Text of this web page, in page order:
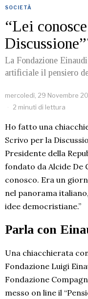
SOCIETÀ
“Lei
La Fondazione
artificiale il pensiero
mercoledì, 29 Novembre
2 minuti di lettura
Ho fatto una
Scrivo per la
Presidente della
fondato da Alcide De
conosco. Era un
nel panorama
idee democristiane.”
Parla con
Una chiacchierata
Fondazione Luigi
Fondazione
messo on line il